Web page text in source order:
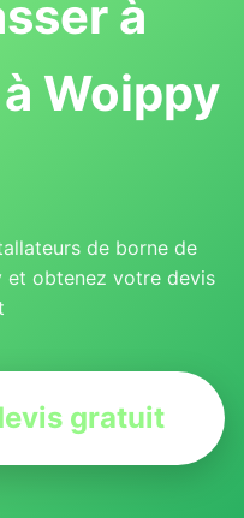
à
Woippy
de borne de
et obtenez votre devis
gratuit